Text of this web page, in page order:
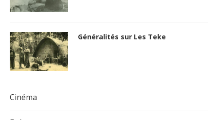
Généralités sur Les Teke
Cinéma